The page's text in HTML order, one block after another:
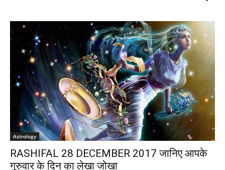
Astrology
RASHIFAL 28 DECEMBER 2017 जानिए आपके
गुरुवार के दिन का लेखा जोखा